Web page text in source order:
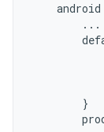
android
...
}